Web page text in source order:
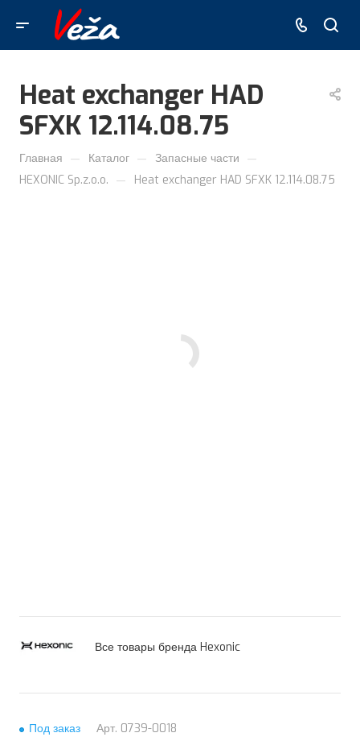
Heat exchanger HAD
SFXK 12.114.08.75
Главная — Каталог — Запасные части —
HEXONIC Sp.z.o.o. — Heat exchanger HAD SFXK 12.114.08.75
Все товары бренда Hexonic
Под заказ Арт. 0739-0018